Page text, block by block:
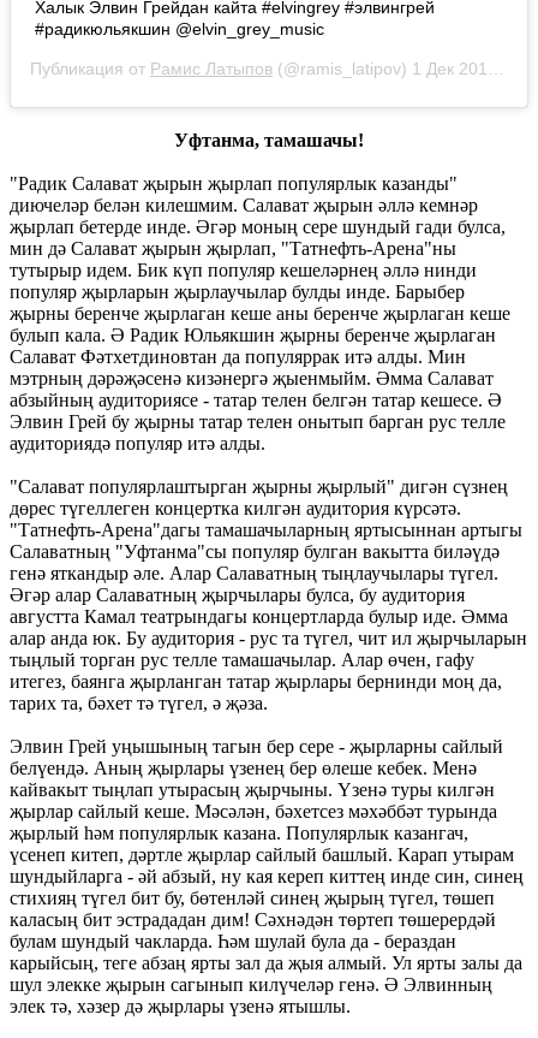
Халык Элвин Грейдан кайта #elvingrey #элвингрей
#радикюльякшин @elvin_grey_music
Публикация от Рамис Латыпов (@ramis_latipov) 1 Дек 2018 в 11:42 PST
Уфтанма, тамашачы!
"Радик Салават җырын җырлап популярлык казанды"
диючеләр белән килешмим. Салават җырын әллә кемнәр
җырлап бетерде инде. Әгәр моның сере шундый гади булса,
мин дә Салават җырын җырлап, "Татнефть-Арена"ны
тутырыр идем. Бик күп популяр кешеләрнең әллә нинди
популяр җырларын җырлаучылар булды инде. Барыбер
җырны беренче җырлаган кеше аны беренче җырлаган кеше
булып кала. Ә Радик Юльякшин җырны беренче җырлаган
Салават Фәтхетдиновтан да популяррак итә алды. Мин
мэтрның дәрәҗәсенә кизәнергә җыенмыйм. Әмма Салават
абзыйның аудиториясе - татар телен белгән татар кешесе. Ә
Элвин Грей бу җырны татар телен онытып барган рус телле
аудиториядә популяр итә алды.
"Салават популярлаштырган җырны җырлый" дигән сүзнең
дөрес түгеллеген концертка килгән аудитория күрсәтә.
"Татнефть-Арена"дагы тамашачыларның яртысыннан артыгы
Салаватның "Уфтанма"сы популяр булган вакытта биләүдә
генә яткандыр әле. Алар Салаватның тыңлаучылары түгел.
Әгәр алар Салаватның җырчылары булса, бу аудитория
августта Камал театрындагы концертларда булыр иде. Әмма
алар анда юк. Бу аудитория - рус та түгел, чит ил җырчыларын
тыңлый торган рус телле тамашачылар. Алар өчен, гафу
итегез, баянга җырланган татар җырлары бернинди моң да,
тарих та, бәхет тә түгел, ә җәза.
Элвин Грей уңышының тагын бер сере - җырларны сайлый
белүендә. Аның җырлары үзенең бер өлеше кебек. Менә
кайвакыт тыңлап утырасың җырчыны. Үзенә туры килгән
җырлар сайлый кеше. Мәсәлән, бәхетсез мәхәббәт турында
җырлый һәм популярлык казана. Популярлык казангач,
үсенеп китеп, дәртле җырлар сайлый башлый. Карап утырам
шундыйларга - әй абзый, ну кая кереп киттең инде син, синең
стихияң түгел бит бу, бөтенләй синең җырың түгел, төшеп
каласың бит эстрададан дим! Сәхнәдән төртеп төшерердәй
булам шундый чакларда. Һәм шулай була да - бераздан
карыйсың, теге абзаң ярты зал да җыя алмый. Ул ярты залы да
шул элекке җырын сагынып килүчеләр генә. Ә Элвинның
элек тә, хәзер дә җырлары үзенә ятышлы.